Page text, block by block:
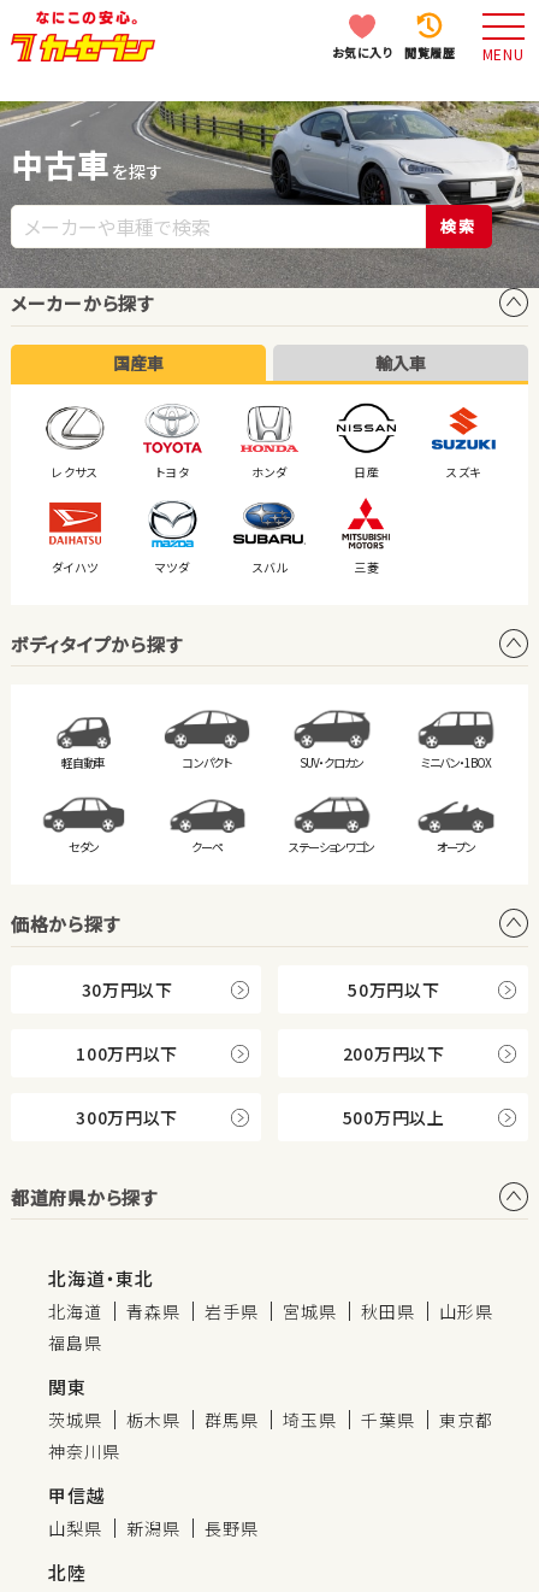
お気に入り 閲覧履歴 MENU
中古車 を探す
検索
メーカーから探す
国産車 輸入車
レクサス トヨタ ホンダ 日産 スズキ
ダイハツ マツダ スバル 三菱
ボディタイプから探す
軽自動車 コンパクト SUV・クロカン ミニバン・1BOX
セダン クーペ ステーションワゴン オープン
価格から探す
30万円以下 50万円以下
100万円以下 200万円以下
300万円以下 500万円以上
都道府県から探す
北海道・東北
北海道 青森県 岩手県 宮城県 秋田県
山形県
福島県
関東
茨城県 栃木県 群馬県 埼玉県 千葉県
東京都
神奈川県
甲信越
山梨県 新潟県 長野県
北陸